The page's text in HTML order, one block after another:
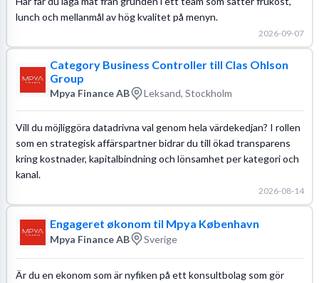
lunch och mellanmål av hög kvalitet på menyn.
2026-09-07
Category Business Controller till Clas Ohlson
Group
Mpya Finance AB Leksand, Stockholm
Vill du möjliggöra datadrivna val genom hela värdekedjan? I rollen
som en strategisk affärspartner bidrar du till ökad transparens
kring kostnader, kapitalbindning och lönsamhet per kategori och
kanal.
2026-08-14
Engageret økonom til Mpya København
Mpya Finance AB Sverige
Är du en ekonom som är nyfiken på ett konsultbolag som gör